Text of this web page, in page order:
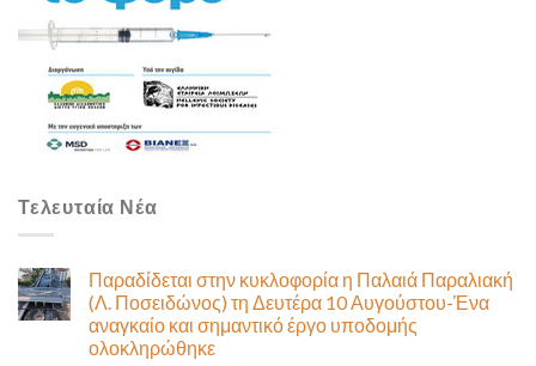
Τελευταία Νέα
Παραδίδεται στην κυκλοφορία η Παλαιά Παραλιακή
(Λ. Ποσειδώνος) τη Δευτέρα 10 Αυγούστου-Ένα
αναγκαίο και σημαντικό έργο υποδομής
ολοκληρώθηκε